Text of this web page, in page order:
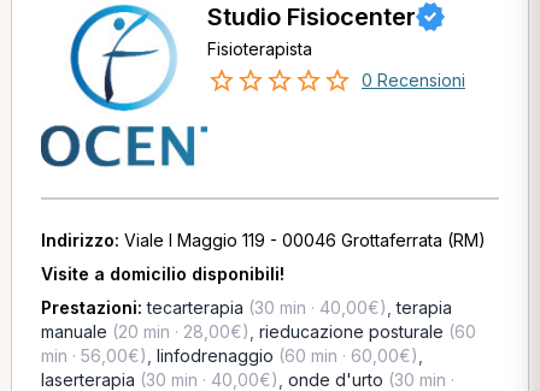
Studio Fisiocenter
Fisioterapista
0 Recensioni
Indirizzo: Viale I Maggio 119 - 00046 Grottaferrata (RM)
Visite a domicilio disponibili!
Prestazioni:tecarterapia (30 min · 40,00€) ,terapia
manuale (20 min · 28,00€) rieducazione posturale (60
min · 56,00€) linfodrenaggio (60 min · 60,00€)
laserterapia (30 min · 40,00€) onde d'urto (30 min ·